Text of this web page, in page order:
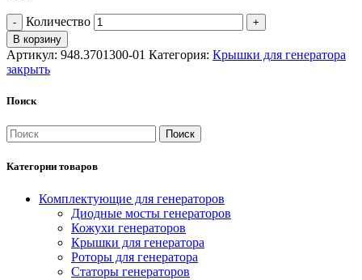
Количество
В корзину
Артикул: 948.3701300-01 Категория: Крышки для генератора
закрыть
Поиск
Поиск
Категории товаров
Комплектующие для генераторов
Диодные мосты генераторов
Кожухи генераторов
Крышки для генератора
Роторы для генератора
Статоры генераторов